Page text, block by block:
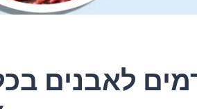
לאבנים